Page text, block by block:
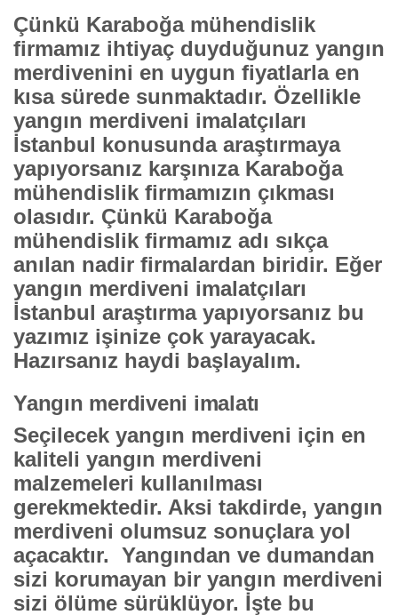
Çünkü Karaboğa mühendislik
firmamız ihtiyaç duyduğunuz yangın
merdivenini en uygun fiyatlarla en
kısa sürede sunmaktadır. Özellikle
yangın merdiveni imalatçıları
İstanbul konusunda araştırmaya
yapıyorsanız karşınıza Karaboğa
mühendislik firmamızın çıkması
olasıdır. Çünkü Karaboğa
mühendislik firmamız adı sıkça
anılan nadir firmalardan biridir. Eğer
yangın merdiveni imalatçıları
İstanbul araştırma yapıyorsanız bu
yazımız işinize çok yarayacak.
Hazırsanız haydi başlayalım.
Yangın merdiveni imalatı
Seçilecek yangın merdiveni için en
kaliteli yangın merdiveni
malzemeleri kullanılması
gerekmektedir. Aksi takdirde, yangın
merdiveni olumsuz sonuçlara yol
açacaktır. Yangından ve dumandan
sizi korumayan bir yangın merdiveni
sizi ölüme sürüklüyor. İşte bu